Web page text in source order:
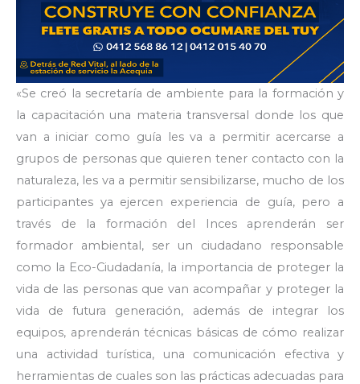
«Se creó la secretaría de ambiente para la formación y
la capacitación una materia transversal donde los que
van a iniciar como guía les va a permitir acercarse a
grupos de personas que quieren tener contacto con la
naturaleza, les va a permitir sensibilizarse, mucho de los
participantes ya ejercen experiencia de guía, pero a
través de la formación del Inces aprenderán ser
formador ambiental, ser un ciudadano responsable
como la Eco-Ciudadanía, la importancia de proteger la
vida de las personas que van acompañar y proteger la
vida de futura generación, además de integrar los
equipos, aprenderán técnicas básicas de cómo realizar
una actividad turística, una comunicación efectiva y
herramientas de cuales son las prácticas adecuadas para